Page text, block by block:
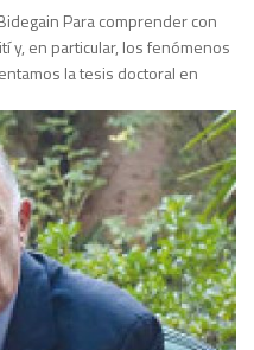
Para comprender con
y, en particular, los fenómenos
la tesis doctoral en